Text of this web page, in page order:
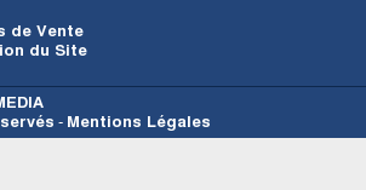
de Vente
du Site
- Mentions Légales